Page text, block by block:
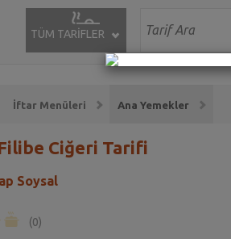
TÜM TARİFLER
İftar Menüleri Ana Yemekler
Ciğeri Tarifi
Soysal
(0)